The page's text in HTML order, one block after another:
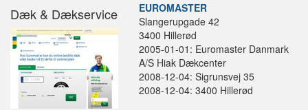
Dæk & Dækservice
EUROMASTER
Slangerupgade 42
3400 Hillerød
2005-01-01: Euromaster Danmark
A/S Hiak Dækcenter
2008-12-04: Sigrunsvej 35
2008-12-04: 3400 Hillerød